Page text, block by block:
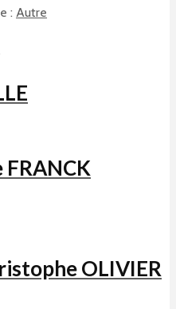
: Autre
OLIVIER